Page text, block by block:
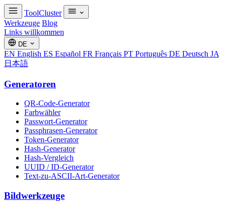
ToolCluster
Werkzeuge Blog
Links willkommen
DE
EN English ES Español FR Français PT Português DE Deutsch JA
日本語
Generatoren
QR-Code-Generator
Farbwähler
Passwort-Generator
Passphrasen-Generator
Token-Generator
Hash-Generator
Hash-Vergleich
UUID / ID-Generator
Text-zu-ASCII-Art-Generator
Bildwerkzeuge